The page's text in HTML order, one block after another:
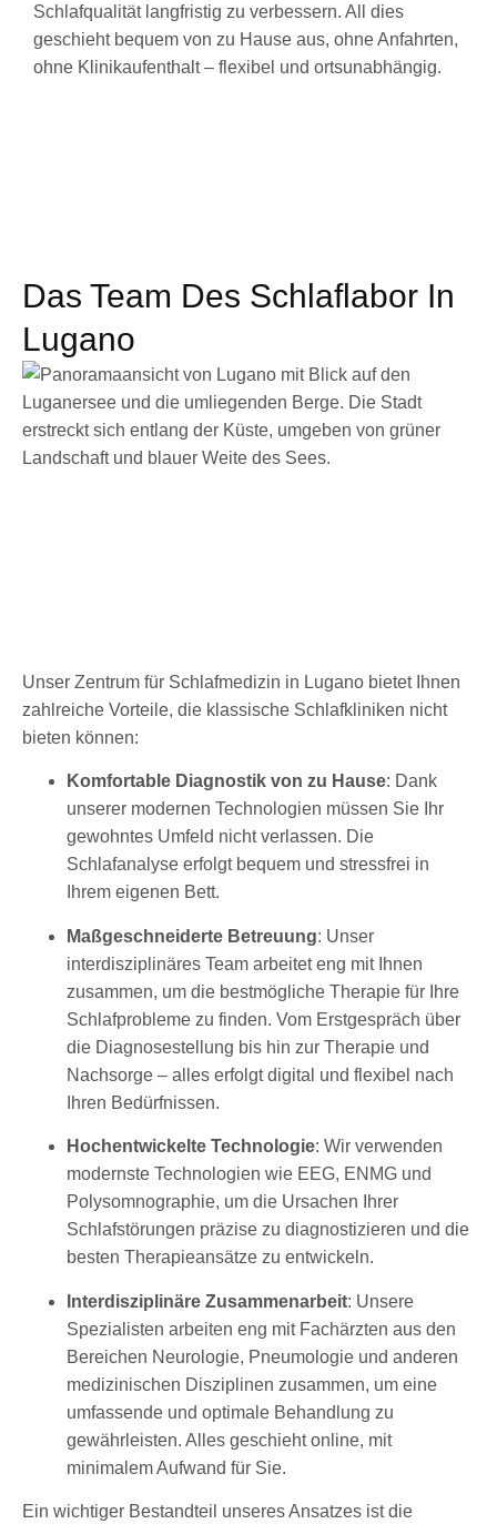
Schlafqualität langfristig zu verbessern. All dies
geschieht bequem von zu Hause aus, ohne Anfahrten,
ohne Klinikaufenthalt – flexibel und ortsunabhängig.
Das Team Des Schlaflabor In
Lugano
Unser Zentrum für Schlafmedizin in Lugano bietet Ihnen
zahlreiche Vorteile, die klassische Schlafkliniken nicht
bieten können:
Komfortable Diagnostik von zu Hause: Dank
unserer modernen Technologien müssen Sie Ihr
gewohntes Umfeld nicht verlassen. Die
Schlafanalyse erfolgt bequem und stressfrei in
Ihrem eigenen Bett.
Maßgeschneiderte Betreuung: Unser
interdisziplinäres Team arbeitet eng mit Ihnen
zusammen, um die bestmögliche Therapie für Ihre
Schlafprobleme zu finden. Vom Erstgespräch über
die Diagnosestellung bis hin zur Therapie und
Nachsorge – alles erfolgt digital und flexibel nach
Ihren Bedürfnissen.
Hochentwickelte Technologie: Wir verwenden
modernste Technologien wie EEG, ENMG und
Polysomnographie, um die Ursachen Ihrer
Schlafstörungen präzise zu diagnostizieren und die
besten Therapieansätze zu entwickeln.
Interdisziplinäre Zusammenarbeit: Unsere
Spezialisten arbeiten eng mit Fachärzten aus den
Bereichen Neurologie, Pneumologie und anderen
medizinischen Disziplinen zusammen, um eine
umfassende und optimale Behandlung zu
gewährleisten. Alles geschieht online, mit
minimalem Aufwand für Sie.
Ein wichtiger Bestandteil unseres Ansatzes ist die